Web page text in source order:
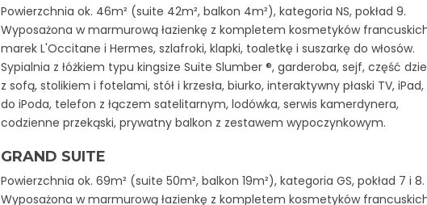
Powierzchnia ok. 46m² (suite 42m², balkon 4m²), kategoria NS, pokład 9.
Wyposażona w marmurową łazienkę z kompletem kosmetyków
marek L'Occitane i Hermes, szlafroki, klapki, toaletkę i suszarkę do włosów.
Sypialnia z łóżkiem typu kingsize Suite Slumber ®, garderoba, sejf, część
z sofą, stolikiem i fotelami, stół i krzesła, biurko, interaktywny płaski TV,
do iPoda, telefon z łączem satelitarnym, lodówka, serwis kamerdynera,
codzienne przekąski, prywatny balkon z zestawem wypoczynkowym.
GRAND SUITE
Powierzchnia ok. 69m² (suite 50m², balkon 19m²), kategoria GS, pokład 7 i 8.
Wyposażona w marmurową łazienkę z kompletem kosmetyków